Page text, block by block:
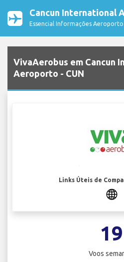
Cancun International
Essencial Informações Aeroporto
VivaAerobus em Cancun
Aeroporto - CUN
Links Úteis de
19
Voos